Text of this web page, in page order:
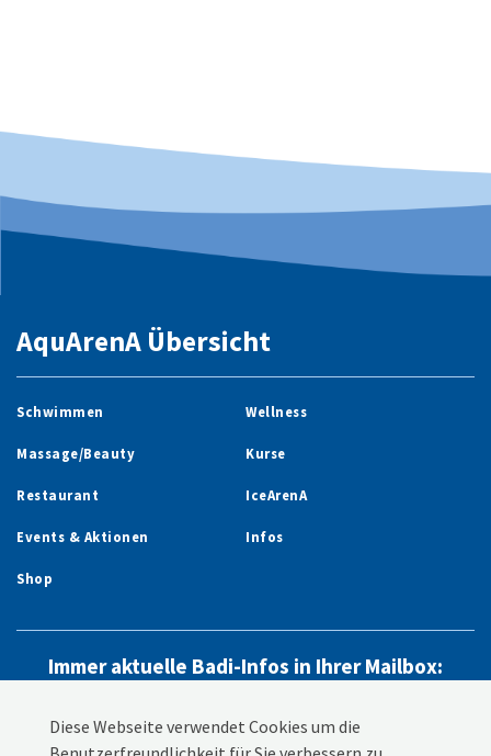
AquArenA Übersicht
Schwimmen Wellness
Massage/Beauty Kurse
Restaurant IceArenA
Events & Aktionen Infos
Shop
Immer aktuelle Badi-Infos in Ihrer Mailbox:
Diese Webseite verwendet Cookies um die